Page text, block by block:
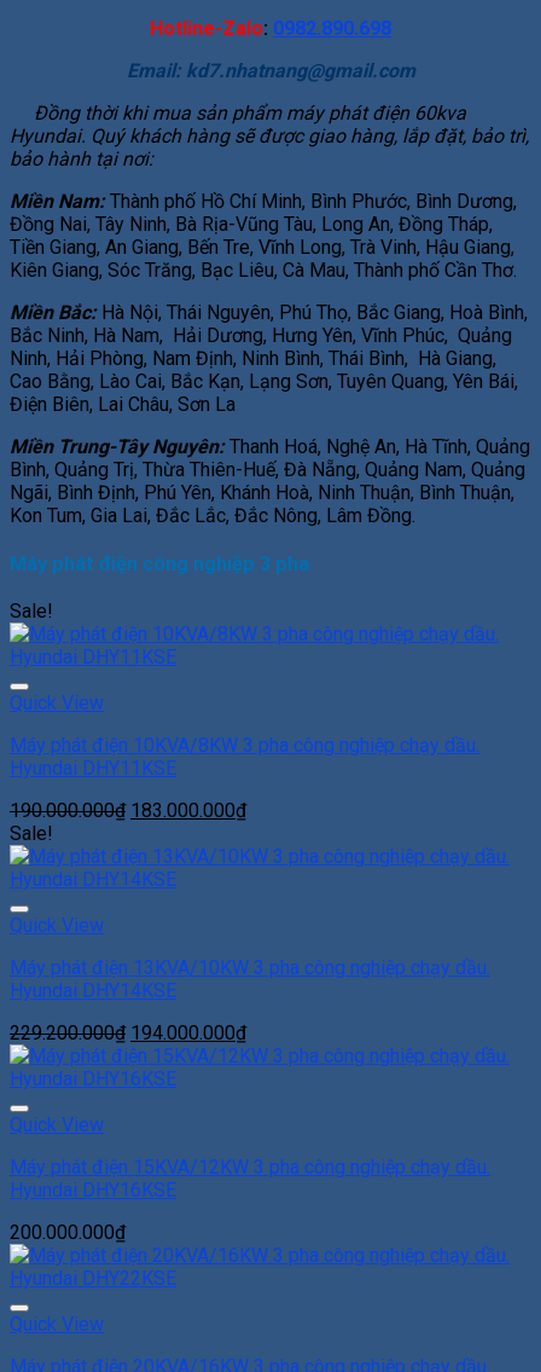
Hotline-Zalo: 0982.890.698
Email: kd7.nhatnang@gmail.com
Đồng thời khi mua sản phẩm máy phát điện 60kva
Hyundai. Quý khách hàng sẽ được giao hàng, lắp đặt, bảo trì,
bảo hành tại nơi:
Miền Nam:Thành phố Hồ Chí Minh, Bình Phước, Bình Dương,
Đồng Nai, Tây Ninh, Bà Rịa-Vũng Tàu, Long An, Đồng Tháp,
Tiền Giang, An Giang, Bến Tre, Vĩnh Long, Trà Vinh, Hậu Giang,
Kiên Giang, Sóc Trăng, Bạc Liêu, Cà Mau, Thành phố Cần Thơ.
Miền Bắc: Hà Nội, Thái Nguyên, Phú Thọ, Bắc Giang, Hoà Bình,
Bắc Ninh, Hà Nam, Hải Dương, Hưng Yên, Vĩnh Phúc, Quảng
Ninh, Hải Phòng, Nam Định, Ninh Bình, Thái Bình, Hà Giang,
Cao Bằng, Lào Cai, Bắc Kạn, Lạng Sơn, Tuyên Quang, Yên Bái,
Điện Biên, Lai Châu, Sơn La
Miền Trung-Tây Nguyên:Thanh Hoá, Nghệ An, Hà Tĩnh, Quảng
Bình, Quảng Trị, Thừa Thiên-Huế, Đà Nẵng, Quảng Nam, Quảng
Ngãi, Bình Định, Phú Yên, Khánh Hoà, Ninh Thuận, Bình Thuận,
Kon Tum, Gia Lai, Đắc Lắc, Đắc Nông, Lâm Đồng.
Máy phát điện công nghiệp 3 pha
Sale!
Quick View
Máy phát điện 10KVA/8KW 3 pha công nghiệp chạy dầu.
Hyundai DHY11KSE
190.000.000₫ 183.000.000₫
Sale!
Quick View
Máy phát điện 13KVA/10KW 3 pha công nghiệp chạy dầu.
Hyundai DHY14KSE
229.200.000₫ 194.000.000₫
Quick View
Máy phát điện 15KVA/12KW 3 pha công nghiệp chạy dầu.
Hyundai DHY16KSE
200.000.000₫
Quick View
Máy phát điện 20KVA/16KW 3 pha công nghiệp chạy dầu.